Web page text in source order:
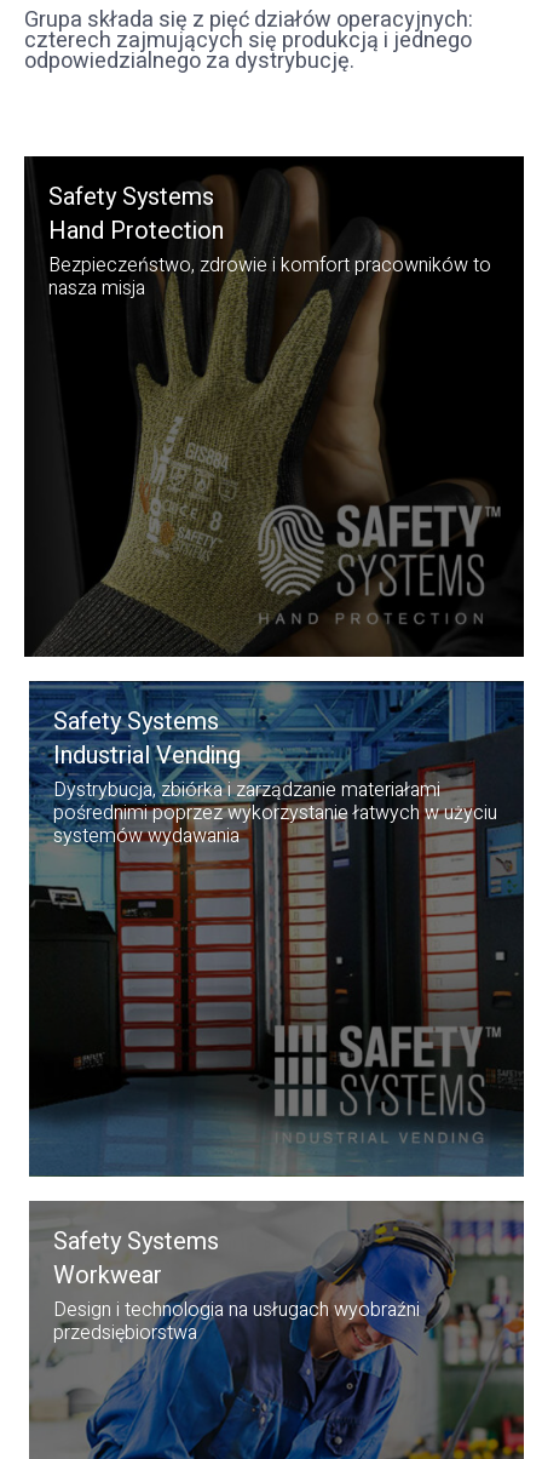
Grupa składa się z pięć działów operacyjnych:
czterech zajmujących się produkcją i jednego
odpowiedzialnego za dystrybucję.
Safety Systems
Hand Protection
Bezpieczeństwo, zdrowie i komfort pracowników to
nasza misja
Safety Systems
Industrial Vending
Dystrybucja, zbiórka i zarządzanie materiałami
pośrednimi poprzez wykorzystanie łatwych w użyciu
systemów wydawania
Safety Systems
Workwear
Design i technologia na usługach wyobraźni
przedsiębiorstwa